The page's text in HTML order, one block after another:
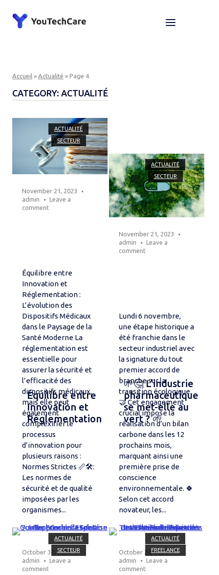
content
Home Menu
Accueil » Actualité » Page 4
CATEGORY: ACTUALITÉ
ACTUALITÉ
SECTEUR
Open post
Équilibre entre
Innovation et
Réglementation
November 21, 2023
admin
Leave a
comment
Équilibre entre
Innovation et
Réglementation :
L’évolution des
Dispositifs Médicaux
dans le Paysage de la
Santé Moderne La
réglementation est
essentielle pour
assurer la sécurité et
l’efficacité des
dispositifs médicaux,
mais elle peut
également
complexifier le
processus
d’innovation pour
plusieurs raisons :
Normes Strictes 📏🛠️:
Les normes de
sécurité et de qualité
imposées par les
organismes...
ACTUALITÉ
SECTEUR
Open post
🌱🤔 L’industrie
pharmaceutique
se met-elle au
vert ? 🌱
November 21, 2023
admin
Leave a
comment
Lundi 6 novembre,
une étape historique a
été franchie dans le
secteur industriel avec
la signature du tout
premier accord de
branche sur la
transition écologique.
🤝 Cet engagement
crucial impose la
réalisation d’un bilan
carbone dans les 12
prochains mois,
marquant ainsi une
première prise de
conscience
environnementale. 🍀
Selon cet accord
novateur, les...
ACTUALITÉ
SECTEUR
Open post
October 31, 2023
admin
Leave a
comment
ACTUALITÉ
FREELANCE
Open post
October 24, 2023
admin
Leave a
comment